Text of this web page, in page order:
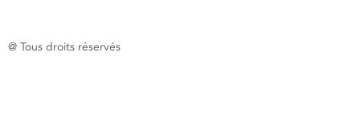
@ Tous droits réservés